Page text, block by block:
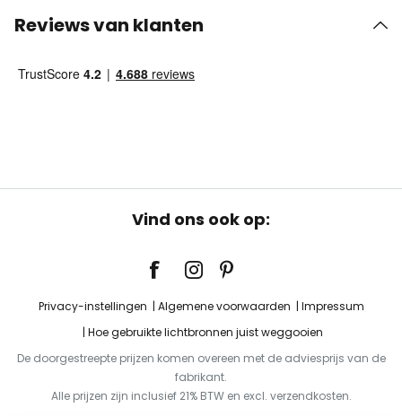
Reviews van klanten
Vind ons ook op:
Privacy-instellingen Algemene voorwaarden
Impressum
Hoe gebruikte lichtbronnen juist weggooien
De doorgestreepte prijzen komen overeen met de adviesprijs van de
fabrikant.
Alle prijzen zijn inclusief 21% BTW en excl. verzendkosten.